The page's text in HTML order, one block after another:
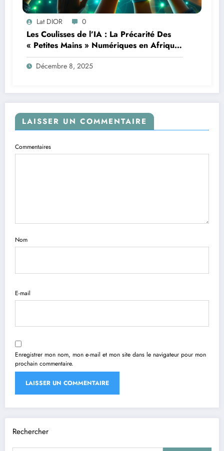
Lat DIOR 0
Les Coulisses de l’IA : La Précarité Des
« Petites Mains » Numériques en Afrique
à l’Ère de l’Intelligence Artificielle
Décembre 8, 2025
LAISSER UN COMMENTAIRE
Commentaires
Nom
E-mail
Enregistrer mon nom, mon e-mail et mon site dans le navigateur pour mon
prochain commentaire.
Rechercher